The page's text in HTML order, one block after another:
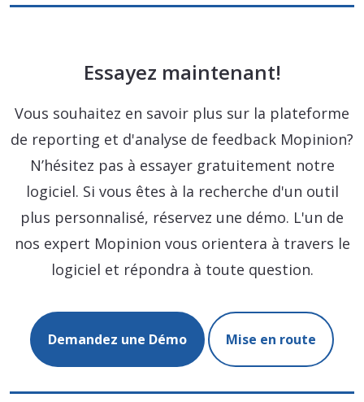
Essayez maintenant!
Vous souhaitez en savoir plus sur la plateforme
de reporting et d'analyse de feedback Mopinion?
N’hésitez pas à essayer gratuitement notre
logiciel. Si vous êtes à la recherche d'un outil
plus personnalisé, réservez une démo. L'un de
nos expert Mopinion vous orientera à travers le
logiciel et répondra à toute question.
Demandez une Démo Mise en route